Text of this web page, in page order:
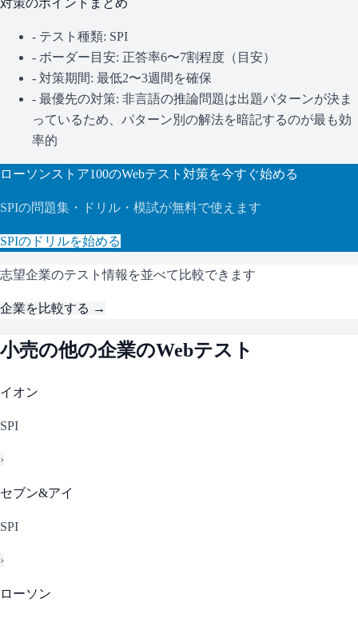
対策のポイントまとめ
- テスト種類: SPI
- ボーダー目安: 正答率6〜7割程度（目安）
- 対策期間: 最低2〜3週間を確保
- 最優先の対策: 非言語の推論問題は出題パターンが決ま
っているため、パターン別の解法を暗記するのが最も効
率的
ローソンストア100のWebテスト対策を今すぐ始める
SPIの問題集・ドリル・模試が無料で使えます
SPIのドリルを始める
志望企業のテスト情報を並べて比較できます
企業を比較する →
小売の他の企業のWebテスト
イオン
SPI
›
セブン&アイ
SPI
›
ローソン